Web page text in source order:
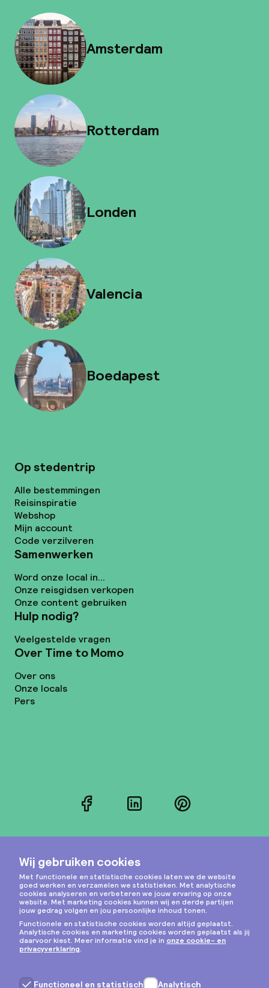
Amsterdam
Rotterdam
Londen
Valencia
Boedapest
Op stedentrip
Alle bestemmingen
Reisinspiratie
Webshop
Mijn account
Code verzilveren
Samenwerken
Word onze local in...
Onze reisgidsen verkopen
Onze content gebruiken
Hulp nodig?
Veelgestelde vragen
Over Time to Momo
Over ons
Onze locals
Pers
FacebookLinkedInPinterest
Instagram
Privacy & cookies